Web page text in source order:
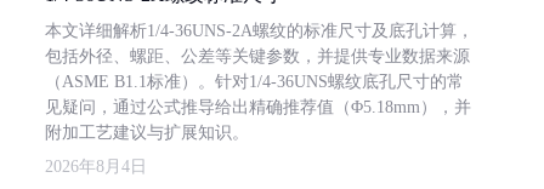
本文详细解析1/4-36UNS-2A螺纹的标准尺寸及底孔计算，
包括外径、螺距、公差等关键参数，并提供专业数据来源
（ASME B1.1标准）。针对1/4-36UNS螺纹底孔尺寸的常
见疑问，通过公式推导给出精确推荐值（Φ5.18mm），并
附加工艺建议与扩展知识。
2026年8月4日